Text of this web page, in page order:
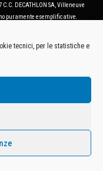
tecnici, per le statistiche e
DECATHLON SA, Villeneuve
puramente esemplificative.